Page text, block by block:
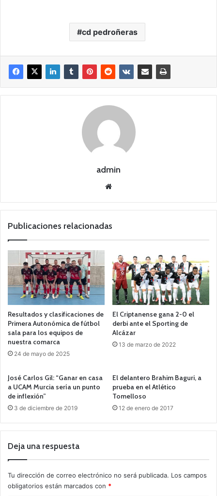
cd pedroñeras
admin
we
Publicaciones relacionadas
Resultados y clasificaciones de
Primera Autonómica de fútbol
sala para los equipos de
nuestra comarca
24 de mayo de 2025
El Criptanense gana 2-0 el
derbi ante el Sporting de
Alcázar
13 de marzo de 2022
José Carlos Gil: “Ganar en casa
a UCAM Murcia sería un punto
de inflexión”
3 de diciembre de 2019
El delantero Brahim Baguri, a
prueba en el Atlético
Tomelloso
12 de enero de 2017
Deja una respuesta
Tu dirección de correo electrónico no será publicada. Los campos
obligatorios están marcados con *